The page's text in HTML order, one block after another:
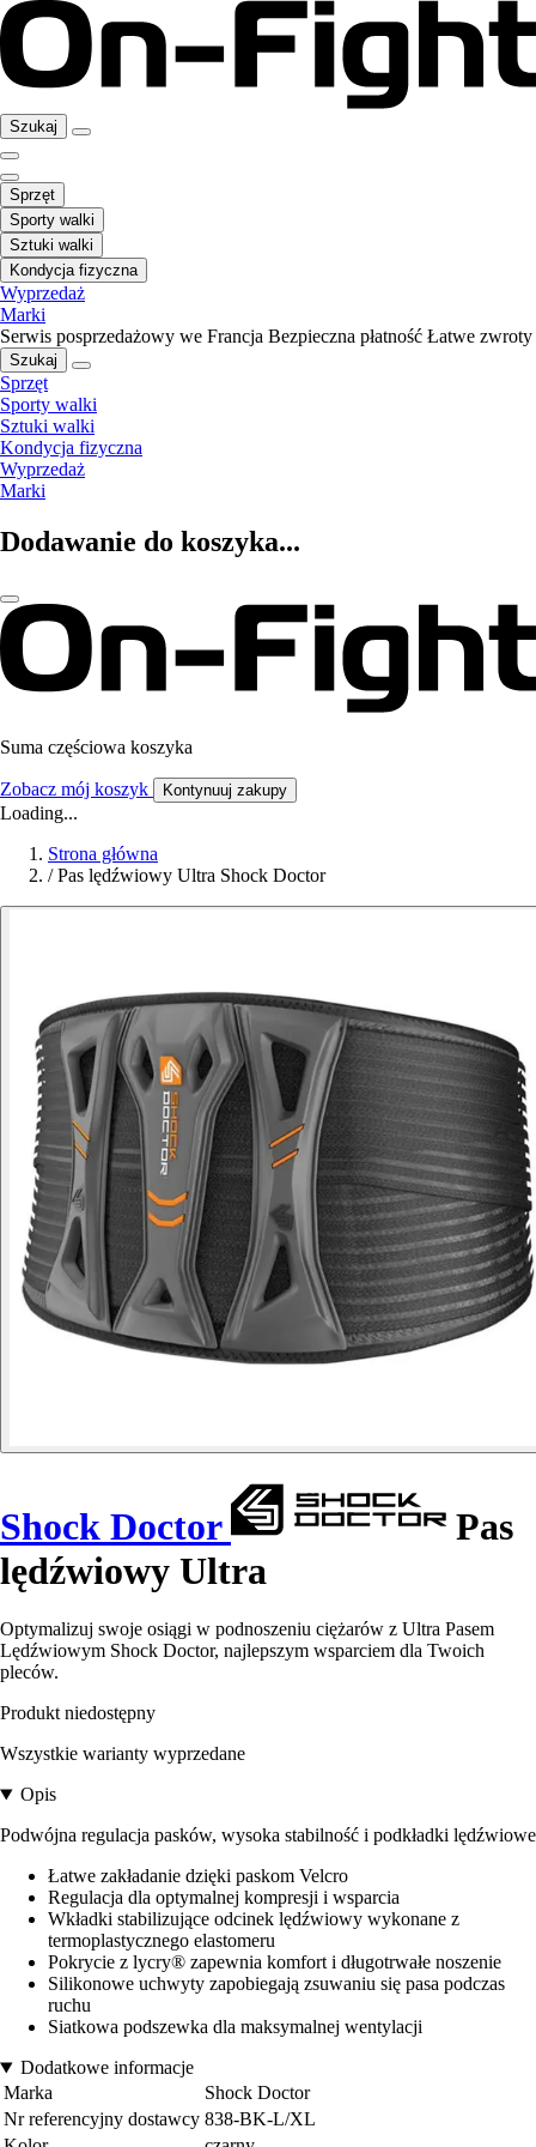
Szukaj
Sprzęt
Sporty walki
Sztuki walki
Kondycja fizyczna
Wyprzedaż
Marki
Serwis posprzedażowy we Francja Bezpieczna płatność Łatwe zwroty
Szukaj
Sprzęt
Sporty walki
Sztuki walki
Kondycja fizyczna
Wyprzedaż
Marki
Dodawanie do koszyka...
Suma częściowa koszyka
Zobacz mój koszyk Kontynuuj zakupy
Loading...
Strona główna
/ Pas lędźwiowy Ultra Shock Doctor
Shock Doctor
Pas
lędźwiowy Ultra
Optymalizuj swoje osiągi w podnoszeniu ciężarów z Ultra Pasem
Lędźwiowym Shock Doctor, najlepszym wsparciem dla Twoich
pleców.
Produkt niedostępny
Wszystkie warianty wyprzedane
Opis
Podwójna regulacja pasków, wysoka stabilność i podkładki lędźwiowe
Łatwe zakładanie dzięki paskom Velcro
Regulacja dla optymalnej kompresji i wsparcia
Wkładki stabilizujące odcinek lędźwiowy wykonane z
termoplastycznego elastomeru
Pokrycie z lycry® zapewnia komfort i długotrwałe noszenie
Silikonowe uchwyty zapobiegają zsuwaniu się pasa podczas
ruchu
Siatkowa podszewka dla maksymalnej wentylacji
Dodatkowe informacje
Marka
Shock Doctor
Nr referencyjny dostawcy 838-BK-L/XL